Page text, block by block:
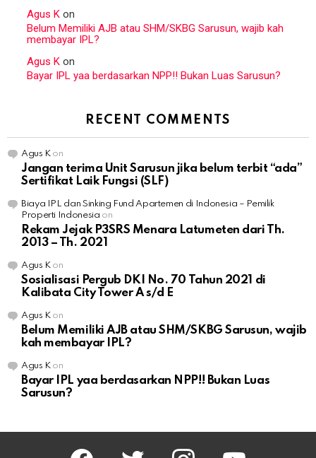
Agus K on
Belum Memiliki AJB atau SHM/SKBG Sarusun, wajib kah
membayar IPL?
Agus K on
Bayar IPL yaa berdasarkan NPP!! Bukan Luas Sarusun?
RECENT COMMENTS
Agus Kon
Jangan terima Unit Sarusun jika belum terbit “ada”
Sertifikat Laik Fungsi (SLF)
Biaya IPL dan Sinking Fund Apartemen di Indonesia – Pemilik
Properti Indonesia on
Rekam Jejak P3SRS Menara Latumeten dari Th.
2013 – Th. 2021
Agus Kon
Sosialisasi Pergub DKI No. 70 Tahun 2021 di
Kalibata City Tower A s/d E
Agus Kon
Belum Memiliki AJB atau SHM/SKBG Sarusun, wajib
kah membayar IPL?
Agus Kon
Bayar IPL yaa berdasarkan NPP!! Bukan Luas
Sarusun?
facebook twitter instagram youtube